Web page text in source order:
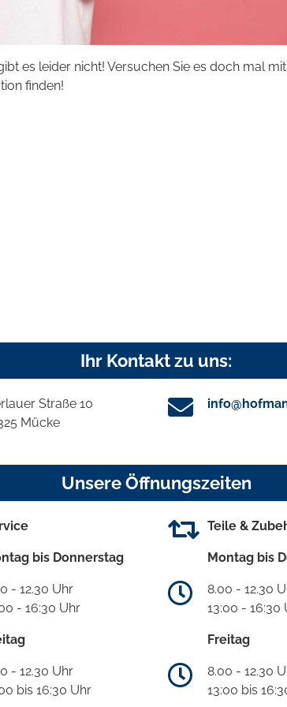
es leider nicht! Versuchen Sie es doch mal mit
finden!
Ihr Kontakt zu uns:
Straße 10
Mücke
Unsere Öffnungszeiten
bis Donnerstag
- 12.30 Uhr
- 16:30 Uhr
- 12.30 Uhr
bis 16:30 Uhr
Teile &
Montag bis
8.00 - 12.30
13:00 - 16:30
Freitag
8.00 - 12.30
13:00 bis